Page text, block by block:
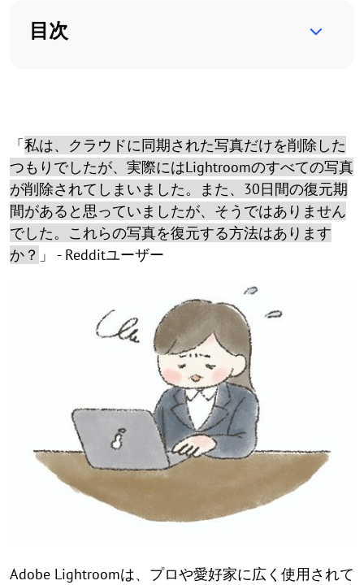
目次
「私は、クラウドに同期された写真だけを削除した
つもりでしたが、実際にはLightroomのすべての写真
が削除されてしまいました。また、30日間の復元期
間があると思っていましたが、そうではありません
でした。これらの写真を復元する方法はあります
か？ 」 - Redditユーザー
Adobe Lightroomは、プロや愛好家に広く使用されて